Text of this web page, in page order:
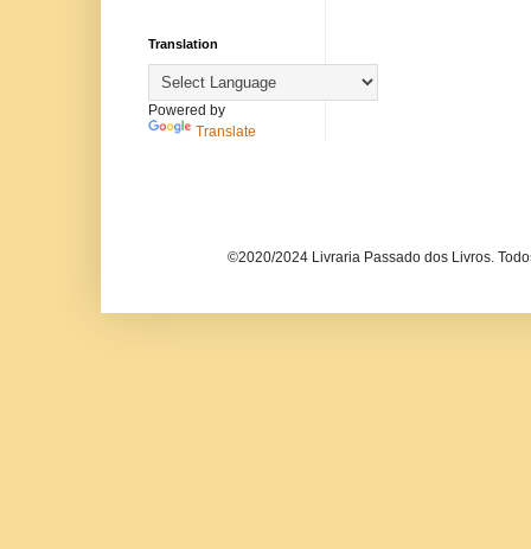
Translation
Powered by
Translate
©2020/2024 Livraria Passado dos Livros.